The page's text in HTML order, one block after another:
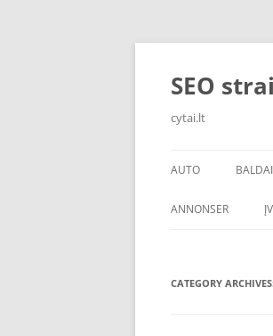
Skip
SEO
cytai.lt
AUTO
PADANGOS
BALDAI
ANNONSER
CATEGORY